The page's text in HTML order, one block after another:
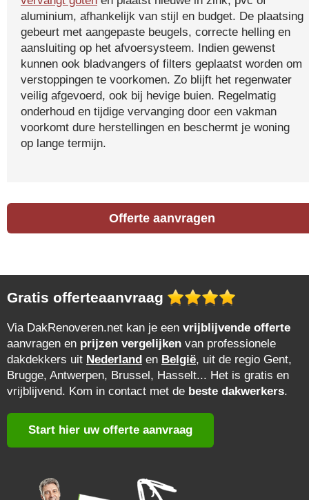
aluminium, afhankelijk van stijl en budget. De plaatsing
gebeurt met aangepaste beugels, correcte helling en
aansluiting op het afvoersysteem. Indien gewenst
kunnen ook bladvangers of filters geplaatst worden om
verstoppingen te voorkomen. Zo blijft het regenwater
veilig afgevoerd, ook bij hevige buien. Regelmatig
onderhoud en tijdige vervanging door een vakman
voorkomt dure herstellingen en beschermt je woning
op lange termijn.
Offerte aanvragen
Gratis offerteaanvraag
Via DakRenoveren.net kan je een vrijblijvende offerte
aanvragen en prijzen vergelijken van professionele
dakdekkers uit Nederland en België, uit de regio Gent,
Brugge, Antwerpen, Brussel, Hasselt... Het is gratis en
vrijblijvend. Kom in contact met de beste dakwerkers.
Start hier uw offerte aanvraag